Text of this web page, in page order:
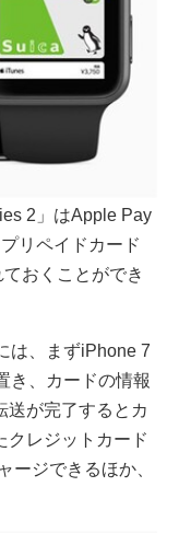
2」はApple Pay
リペイドカード
おくことができ
は、まずiPhone 7
き、カードの情報
送が完了するとカ
クレジットカード
ージできるほか、